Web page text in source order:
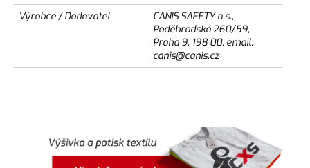
Výrobce / Dodavatel
CANIS SAFETY a.s.,
Poděbradská 260/59,
Praha 9, 198 00, email:
canis@canis.cz